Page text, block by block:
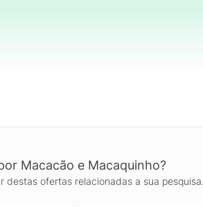
Macacão e Macaquinho?
destas ofertas relacionadas a sua